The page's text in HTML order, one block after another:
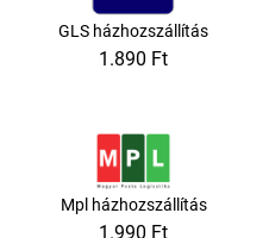
GLS házhozszállítás
1.890 Ft
Mpl házhozszállítás
1.990 Ft